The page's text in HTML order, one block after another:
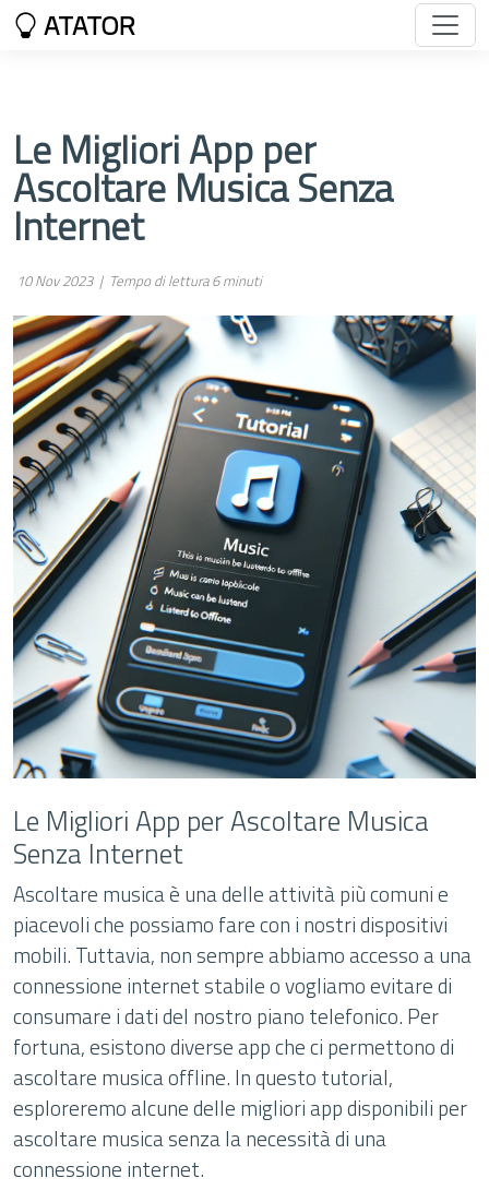
ATATOR
Le Migliori App per
Ascoltare Musica Senza
Internet
10 Nov 2023 | Tempo di lettura 6 minuti
Le Migliori App per Ascoltare Musica
Senza Internet
Ascoltare musica è una delle attività più comuni e
piacevoli che possiamo fare con i nostri dispositivi
mobili. Tuttavia, non sempre abbiamo accesso a una
connessione internet stabile o vogliamo evitare di
consumare i dati del nostro piano telefonico. Per
fortuna, esistono diverse app che ci permettono di
ascoltare musica offline. In questo tutorial,
esploreremo alcune delle migliori app disponibili per
ascoltare musica senza la necessità di una
connessione internet.